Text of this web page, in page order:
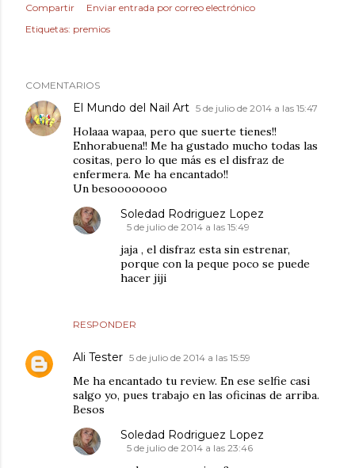
Compartir
Enviar entrada por correo electrónico
Etiquetas: premios
COMENTARIOS
El Mundo del Nail Art 5 de julio de 2014 a las 15:47
Holaaa wapaa, pero que suerte tienes!!
Enhorabuena!! Me ha gustado mucho todas las
cositas, pero lo que más es el disfraz de
enfermera. Me ha encantado!!
Un besoooooooo
RESPONDER
Soledad Rodriguez Lopez
5 de julio de 2014 a las 15:49
jaja , el disfraz esta sin estrenar,
porque con la peque poco se puede
hacer jiji
Ali Tester 5 de julio de 2014 a las 15:59
Me ha encantado tu review. En ese selfie casi
salgo yo, pues trabajo en las oficinas de arriba.
Besos
Soledad Rodriguez Lopez
5 de julio de 2014 a las 23:46